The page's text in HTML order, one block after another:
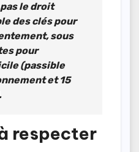
pas le droit
des clés pour
sous
pour
(passible
et 15
respecter